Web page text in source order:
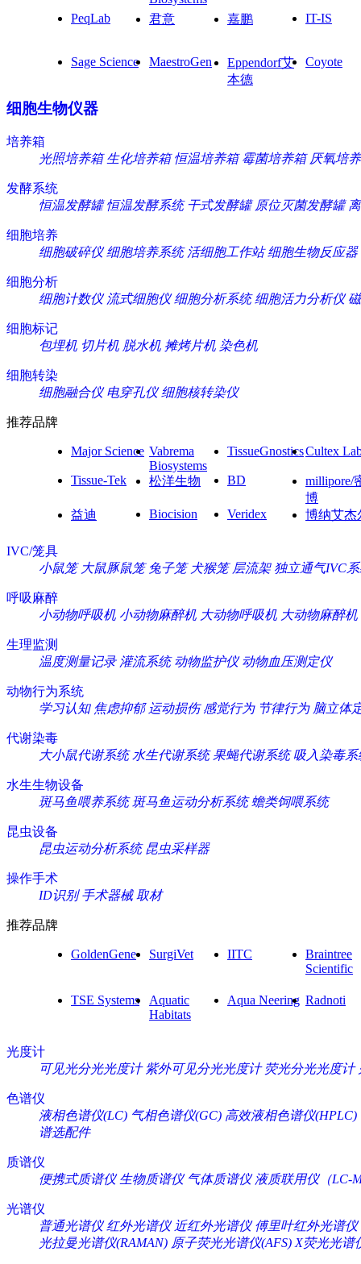
PeqLab
君意 嘉鹏 IT-IS
Sage Science MaestroGen
Eppendorf艾
本德
Coyote
细胞生物仪器
培养箱
光照培养箱 生化培养箱 恒温培养箱 霉菌培养箱 厌氧培
发酵系统
恒温发酵罐 恒温发酵系统 干式发酵罐 原位灭菌发酵罐
细胞培养
细胞破碎仪 细胞培养系统 活细胞工作站 细胞生物反应器
细胞分析
细胞计数仪 流式细胞仪 细胞分析系统 细胞活力分析仪
细胞标记
包埋机 切片机 脱水机 摊烤片机 染色机
细胞转染
细胞融合仪 电穿孔仪 细胞核转染仪
推荐品牌
Major Science Vabrema
Biosystems
TissueGnosticsCultex
Tissue-Tek 松洋生物 BD
millipore/
博
益迪
Biocision Veridex 博纳艾杰
IVC/笼具
小鼠笼 大鼠豚鼠笼 兔子笼 犬猴笼 层流架 独立通气IVC
呼吸麻醉
小动物呼吸机 小动物麻醉机 大动物呼吸机 大动物麻醉机
生理监测
温度测量记录 灌流系统 动物监护仪 动物血压测定仪
动物行为系统
学习认知 焦虑抑郁 运动损伤 感觉行为 节律行为 脑立体
代谢染毒
大小鼠代谢系统 水生代谢系统 果蝇代谢系统 吸入染毒系
水生生物设备
斑马鱼喂养系统 斑马鱼运动分析系统 蟾类饲喂系统
昆虫设备
昆虫运动分析系统 昆虫采样器
操作手术
ID识别 手术器械 取材
推荐品牌
GoldenGene SurgiVet IITC
Braintree
Scientific
TSE Systems
Aquatic
Habitats
Aqua Neering Radnoti
光度计
可见光分光光度计 紫外可见分光光度计 荧光分光光度计
色谱仪
液相色谱仪(LC) 气相色谱仪(GC) 高效液相色谱仪(HPLC)
谱选配件
质谱仪
便携式质谱仪 生物质谱仪 气体质谱仪 液质联用仪（LC-
光谱仪
普通光谱仪 红外光谱仪 近红外光谱仪 傅里叶红外光谱仪
光拉曼光谱仪(RAMAN) 原子荧光光谱仪(AFS) X荧光光谱